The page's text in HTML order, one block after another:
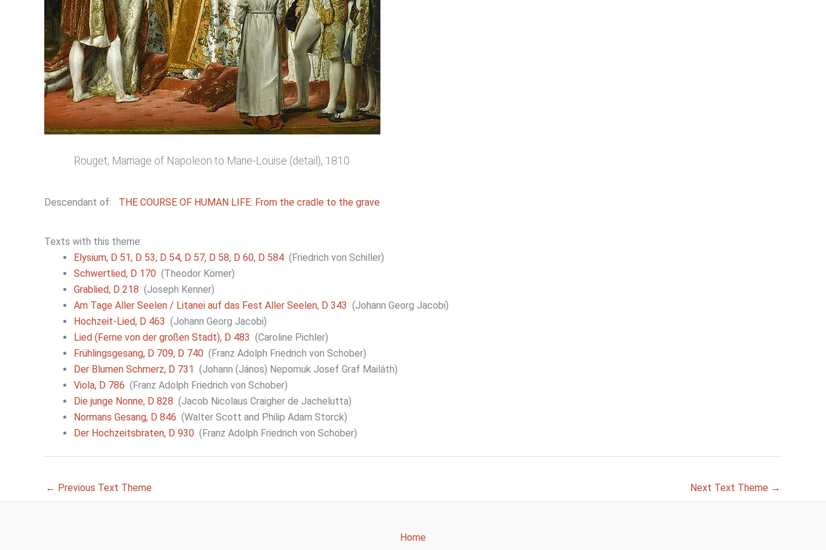
Rouget, Marriage of Napoleon to Marie-Louise (detail), 1810
Descendant of: THE COURSE OF HUMAN LIFE: From the cradle to the grave
Texts with this theme:
Elysium, D 51, D 53, D 54, D 57, D 58, D 60, D 584 (Friedrich von Schiller)
Schwertlied, D 170 (Theodor Körner)
Grablied, D 218 (Joseph Kenner)
Am Tage Aller Seelen / Litanei auf das Fest Aller Seelen, D 343 (Johann Georg Jacobi)
Hochzeit-Lied, D 463 (Johann Georg Jacobi)
Lied (Ferne von der großen Stadt), D 483 (Caroline Pichler)
Frühlingsgesang, D 709, D 740 (Franz Adolph Friedrich von Schober)
Der Blumen Schmerz, D 731 (Johann (János) Nepomuk Josef Graf Mailáth)
Viola, D 786 (Franz Adolph Friedrich von Schober)
Die junge Nonne, D 828 (Jacob Nicolaus Craigher de Jachelutta)
Normans Gesang, D 846 (Walter Scott and Philip Adam Storck)
Der Hochzeitsbraten, D 930 (Franz Adolph Friedrich von Schober)
← Previous Text Theme Next Text Theme →
Home